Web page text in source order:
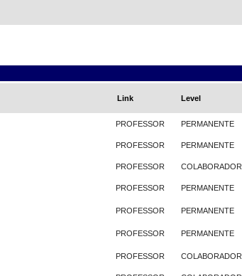
Link Level
PROFESSOR PERMANENTE
PROFESSOR PERMANENTE
PROFESSOR COLABORADOR
PROFESSOR PERMANENTE
PROFESSOR PERMANENTE
PROFESSOR PERMANENTE
PROFESSOR COLABORADOR